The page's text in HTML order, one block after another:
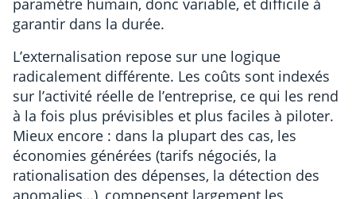
garantir dans la durée.
L’externalisation repose sur une logique
radicalement différente. Les coûts sont indexés
sur l’activité réelle de l’entreprise, ce qui les rend
à la fois plus prévisibles et plus faciles à piloter.
Mieux encore : dans la plupart des cas, les
économies générées (tarifs négociés, la
rationalisation des dépenses, la détection des
anomalies…), compensent largement les